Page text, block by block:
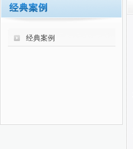
经典案例